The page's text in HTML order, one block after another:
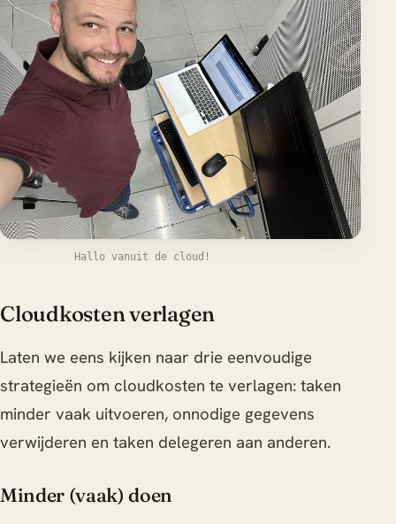
Hallo vanuit de cloud!
Cloudkosten verlagen
Laten we eens kijken naar drie eenvoudige
strategieën om cloudkosten te verlagen: taken
minder vaak uitvoeren, onnodige gegevens
verwijderen en taken delegeren aan anderen.
Minder (vaak) doen